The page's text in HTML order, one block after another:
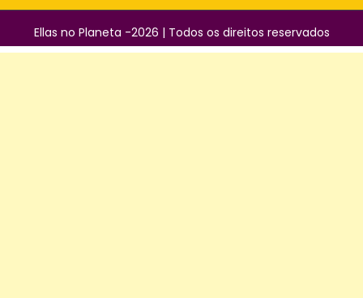
Ellas no Planeta -2026 | Todos os direitos reservados